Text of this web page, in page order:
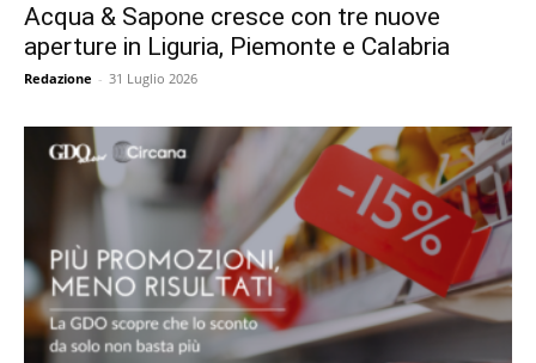
Acqua & Sapone cresce con tre nuove
aperture in Liguria, Piemonte e Calabria
Redazione - 31 Luglio 2026